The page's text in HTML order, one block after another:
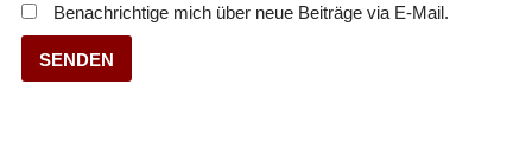
Benachrichtige mich über neue Beiträge via E-Mail.